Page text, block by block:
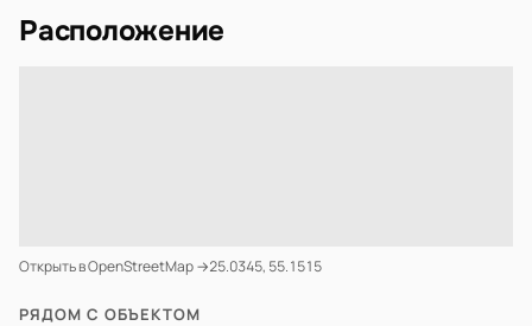
Расположение
Открыть в OpenStreetMap →25.0345, 55.1515
РЯДОМ С ОБЪЕКТОМ